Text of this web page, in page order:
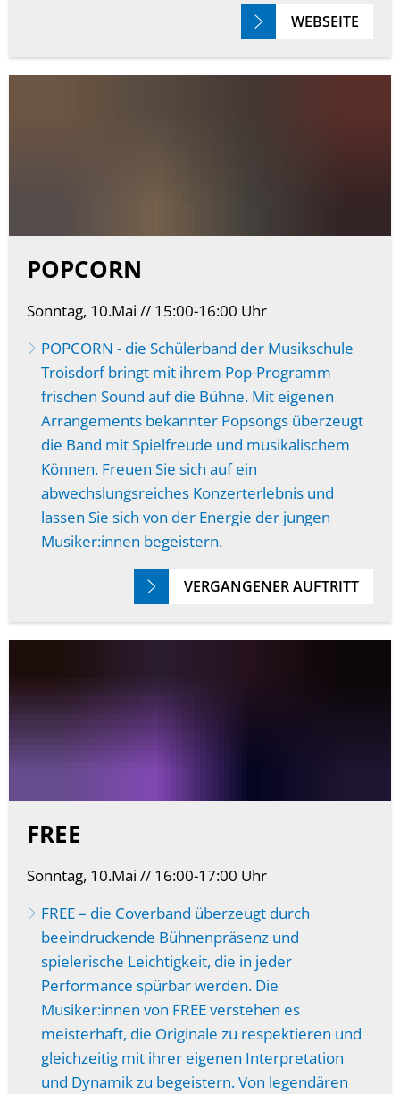
WEBSEITE
POPCORN
Sonntag, 10.Mai // 15:00-16:00 Uhr
POPCORN - die Schülerband der Musikschule
Troisdorf bringt mit ihrem Pop-Programm
frischen Sound auf die Bühne. Mit eigenen
Arrangements bekannter Popsongs überzeugt
die Band mit Spielfreude und musikalischem
Können. Freuen Sie sich auf ein
abwechslungsreiches Konzerterlebnis und
lassen Sie sich von der Energie der jungen
Musiker:innen begeistern.
VERGANGENER AUFTRITT
FREE
Sonntag, 10.Mai // 16:00-17:00 Uhr
FREE – die Coverband überzeugt durch
beeindruckende Bühnenpräsenz und
spielerische Leichtigkeit, die in jeder
Performance spürbar werden. Die
Musiker:innen von FREE verstehen es
meisterhaft, die Originale zu respektieren und
gleichzeitig mit ihrer eigenen Interpretation
und Dynamik zu begeistern. Von legendären